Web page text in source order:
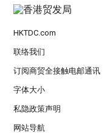
HKTDC.com
联络我们
订阅商贸全接触电邮通讯
字体大小
私隐政策声明
网站导航